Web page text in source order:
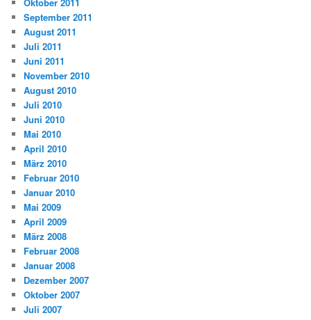
Oktober 2011
September 2011
August 2011
Juli 2011
Juni 2011
November 2010
August 2010
Juli 2010
Juni 2010
Mai 2010
April 2010
März 2010
Februar 2010
Januar 2010
Mai 2009
April 2009
März 2008
Februar 2008
Januar 2008
Dezember 2007
Oktober 2007
Juli 2007